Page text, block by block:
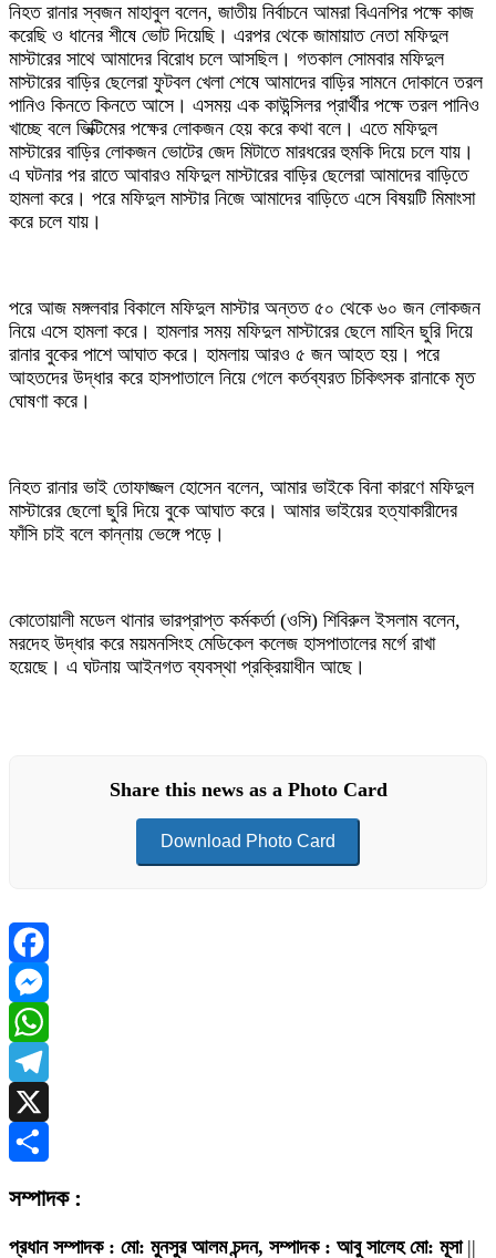
নিহত রানার স্বজন মাহাবুল বলেন, জাতীয় নির্বাচনে আমরা বিএনপির পক্ষে কাজ
করেছি ও ধানের শীষে ভোট দিয়েছি। এরপর থেকে জামায়াত নেতা মফিদুল
মাস্টারের সাথে আমাদের বিরোধ চলে আসছিল। গতকাল সোমবার মফিদুল
মাস্টারের বাড়ির ছেলেরা ফুটবল খেলা শেষে আমাদের বাড়ির সামনে দোকানে তরল
পানিও কিনতে কিনতে আসে। এসময় এক কাউন্সিলর প্রার্থীর পক্ষে তরল পানিও
খাচ্ছে বলে ভিক্টিমের পক্ষের লোকজন হেয় করে কথা বলে। এতে মফিদুল
মাস্টারের বাড়ির লোকজন ভোটের জেদ মিটাতে মারধরের হুমকি দিয়ে চলে যায়।
এ ঘটনার পর রাতে আবারও মফিদুল মাস্টারের বাড়ির ছেলেরা আমাদের বাড়িতে
হামলা করে। পরে মফিদুল মাস্টার নিজে আমাদের বাড়িতে এসে বিষয়টি মিমাংসা
করে চলে যায়।
পরে আজ মঙ্গলবার বিকালে মফিদুল মাস্টার অন্তত ৫০ থেকে ৬০ জন লোকজন
নিয়ে এসে হামলা করে। হামলার সময় মফিদুল মাস্টারের ছেলে মাহিন ছুরি দিয়ে
রানার বুকের পাশে আঘাত করে। হামলায় আরও ৫ জন আহত হয়। পরে
আহতদের উদ্ধার করে হাসপাতালে নিয়ে গেলে কর্তব্যরত চিকিৎসক রানাকে মৃত
ঘোষণা করে।
নিহত রানার ভাই তোফাজ্জল হোসেন বলেন, আমার ভাইকে বিনা কারণে মফিদুল
মাস্টারের ছেলো ছুরি দিয়ে বুকে আঘাত করে। আমার ভাইয়ের হত্যাকারীদের
ফাঁসি চাই বলে কান্নায় ভেঙ্গে পড়ে।
কোতোয়ালী মডেল থানার ভারপ্রাপ্ত কর্মকর্তা (ওসি) শিবিরুল ইসলাম বলেন,
মরদেহ উদ্ধার করে ময়মনসিংহ মেডিকেল কলেজ হাসপাতালের মর্গে রাখা
হয়েছে। এ ঘটনায় আইনগত ব্যবস্থা প্রক্রিয়াধীন আছে।
Share this news as a Photo Card
Download Photo Card
Facebook
Messenger
WhatsApp
Telegram
X
সম্পাদক :
প্রধান সম্পাদক : মো: মুনসুর আলম চন্দন, সম্পাদক : আবু সালেহ মো: মূসা||